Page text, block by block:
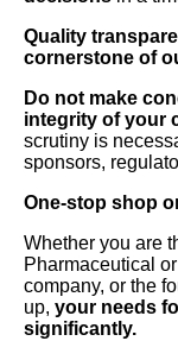
Quality
cornerstone of
Do not make
integrity of your
scrutiny is
sponsors,
One-stop shop
Whether you are
Pharmaceutical
company, or the
up, your needs
significantly.